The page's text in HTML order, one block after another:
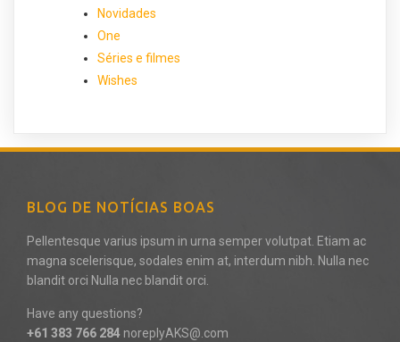
Novidades
One
Séries e filmes
Wishes
BLOG DE NOTÍCIAS BOAS
Pellentesque varius ipsum in urna semper volutpat. Etiam ac
magna scelerisque, sodales enim at, interdum nibh. Nulla nec
blandit orci Nulla nec blandit orci.
Have any questions?
+61 383 766 284 noreplyAKS@.com